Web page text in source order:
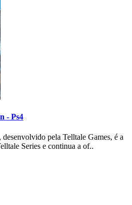
- Ps4
pela Telltale Games, é a
Series e continua a of..